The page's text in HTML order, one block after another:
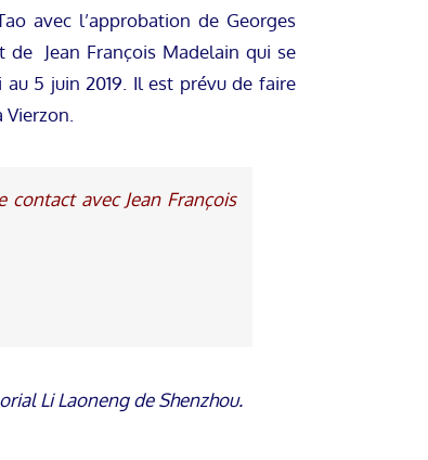
avec l’approbation de Georges
de Jean François Madelain qui se
5 juin 2019. Il est prévu de faire
Vierzon.
avec Jean François
Li Laoneng de Shenzhou.